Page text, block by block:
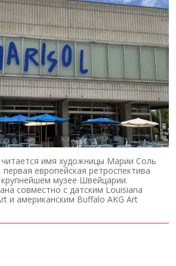
имя художницы Марии Соль
европейская ретроспектива
музее Швейцарии.
совместно с датским Louisiana
и американским Buffalo AKG Art